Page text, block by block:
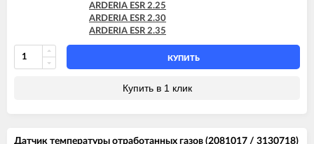
ARDERIA ESR 2.25
ARDERIA ESR 2.30
ARDERIA ESR 2.35
КУПИТЬ
Купить в 1 клик
Датчик температуры отработанных газов (2081017 / 3130718)